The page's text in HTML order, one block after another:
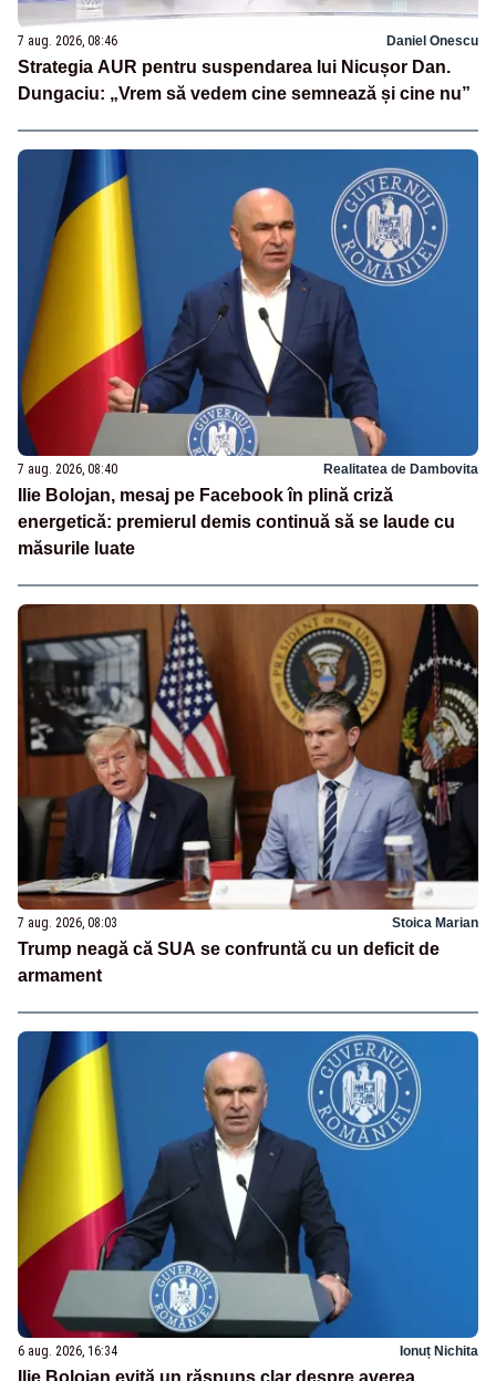
7 aug. 2026, 08:46 Daniel Onescu
Strategia AUR pentru suspendarea lui Nicușor Dan.
Dungaciu: „Vrem să vedem cine semnează și cine nu”
7 aug. 2026, 08:40 Realitatea de Dambovita
Ilie Bolojan, mesaj pe Facebook în plină criză
energetică: premierul demis continuă să se laude cu
măsurile luate
7 aug. 2026, 08:03 Stoica Marian
Trump neagă că SUA se confruntă cu un deficit de
armament
6 aug. 2026, 16:34 Ionuț Nichita